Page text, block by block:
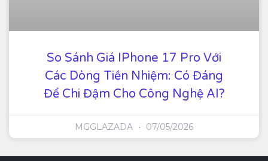
So Sánh Giá IPhone 17 Pro Với
Các Dòng Tiền Nhiệm: Có Đáng
Để Chi Đậm Cho Công Nghệ AI?
MGGLAZADA 07/05/2026